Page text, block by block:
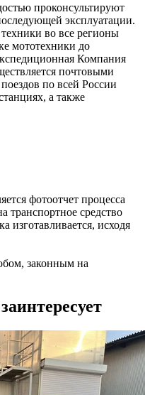
проконсультируют
эксплуатации.
во все регионы
мототехники до
Компания
почтовыми
по всей России
а также
фотоотчет процесса
транспортное средство
изготавливается, исходя
законным на